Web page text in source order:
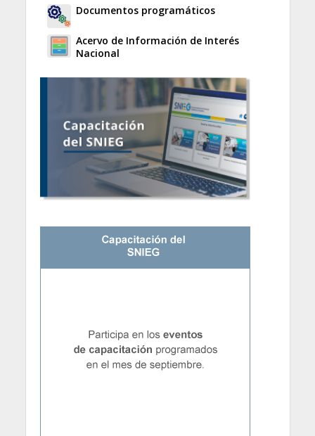
Documentos programáticos
Acervo de Información de Interés
Nacional